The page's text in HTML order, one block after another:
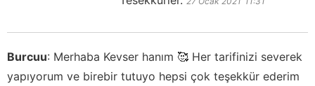
Burcuu: Merhaba Kevser hanım 🥰 Her tarifinizi severek
yapıyorum ve birebir tutuyo hepsi çok teşekkür ederim